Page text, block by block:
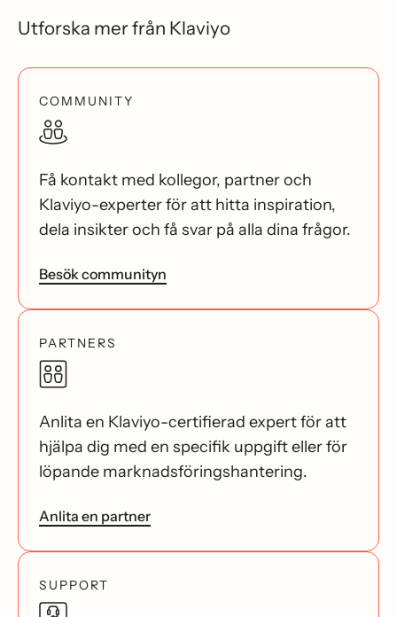
Utforska mer från Klaviyo
COMMUNITY
Få kontakt med kollegor, partner och
Klaviyo-experter för att hitta inspiration,
dela insikter och få svar på alla dina frågor.
Besök communityn
PARTNERS
Anlita en Klaviyo-certifierad expert för att
hjälpa dig med en specifik uppgift eller för
löpande marknadsföringshantering.
Anlita en partner
SUPPORT